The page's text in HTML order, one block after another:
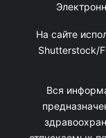
На сайте
Shutterstock/
Вся